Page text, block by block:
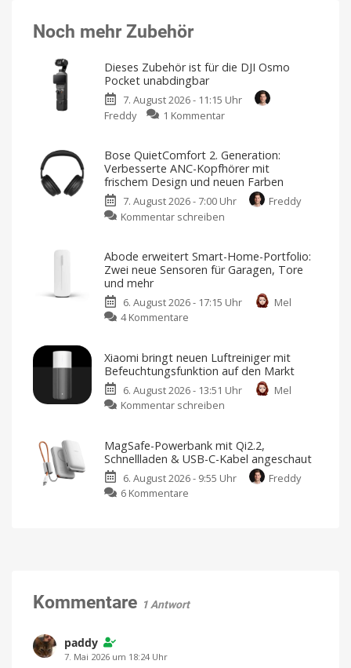
Noch mehr Zubehör
Dieses Zubehör ist für die DJI Osmo
Pocket unabdingbar
7. August 2026 - 11:15 Uhr
Freddy
1 Kommentarzu
ist
für
die
DJI
Nutzt
ihr
die
Bose QuietComfort 2. Generation:
Verbesserte ANC-Kopfhörer mit
frischem Design und neuen Farben
7. August 2026 - 7:00 Uhr
Freddy
Kommentar schreiben
2.
Generation:
Verbesserte
ANC-
frischem
Design
und
neuen
Euro
vorbestellen
Abode erweitert Smart-Home-Portfolio:
Zwei neue Sensoren für Garagen, Tore
und mehr
6. August 2026 - 17:15 Uhr
Mel
4 Kommentare
Smart-
Home-
Portfolio:
Zwei
für
Garagen,
Tore
Xiaomi bringt neuen Luftreiniger mit
Befeuchtungsfunktion auf den Markt
6. August 2026 - 13:51 Uhr
Mel
Kommentar schreiben
neuen
Luftreiniger
mit
MagSafe-Powerbank mit Qi2.2,
Schnellladen & USB-C-Kabel angeschaut
6. August 2026 - 9:55 Uhr
Freddy
6 Kommentare
C-
Kommentare 1 Antwort
paddy
7. Mai 2026 um 18:24 Uhr